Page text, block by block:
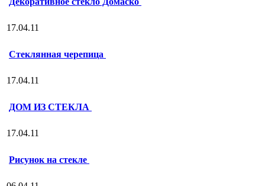
17.04.11
Стеклянная черепица
17.04.11
ДОМ ИЗ СТЕКЛА
17.04.11
Рисунок на стекле